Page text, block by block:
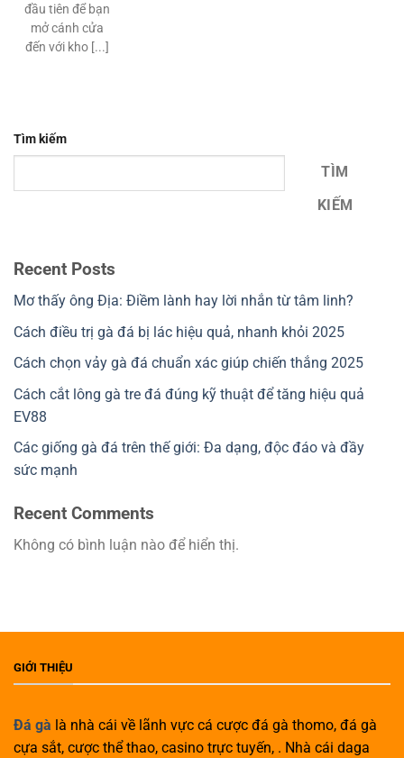
đầu tiên để bạn
mở cánh cửa
đến với kho [...]
Tìm kiếm
TÌM
KIẾM
Recent Posts
Mơ thấy ông Địa: Điềm lành hay lời nhắn từ tâm linh?
Cách điều trị gà đá bị lác hiệu quả, nhanh khỏi 2025
Cách chọn vảy gà đá chuẩn xác giúp chiến thắng 2025
Cách cắt lông gà tre đá đúng kỹ thuật để tăng hiệu quả
EV88
Các giống gà đá trên thế giới: Đa dạng, độc đáo và đầy
sức mạnh
Recent Comments
Không có bình luận nào để hiển thị.
GIỚI THIỆU
Đá gà là nhà cái về lãnh vực cá cược đá gà thomo, đá gà
cựa sắt, cược thể thao, casino trực tuyến, . Nhà cái daga